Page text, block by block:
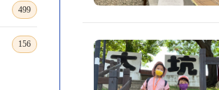
499
156